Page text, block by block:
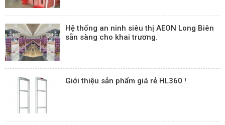
Hệ thống an ninh siêu thị AEON Long Biên
sẵn sàng cho khai trương.
Giới thiệu sản phẩm giá rẻ HL360 !